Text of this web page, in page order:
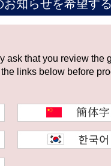
お知らせを希望する
ask that you review the
links below before